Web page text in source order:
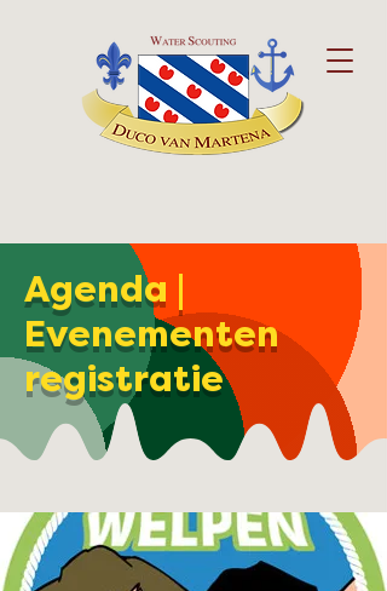
Agenda |
Evenementen
registratie